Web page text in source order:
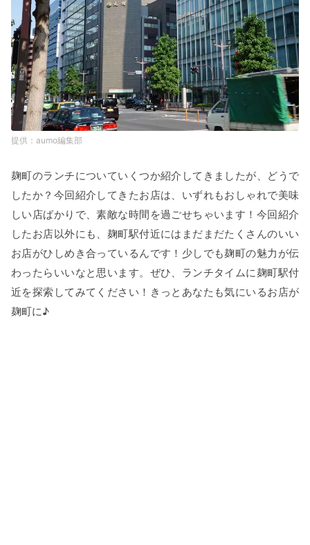
aumo編集部
麹町のランチについていくつか紹介してきましたが、どうで
したか？今回紹介してきたお店は、いずれもおしゃれで美味
しい店ばかりで、素敵な時間を過ごせちゃいます！今回紹介
したお店以外にも、麹町駅付近にはまだまだたくさんのいい
お店がひしめき合っているんです！少しでも麹町の魅力が伝
わったらいいなと思います。ぜひ、ランチタイムに麹町駅付
近を探索してみてください！きっとあなたも気にいるお店が
麹町に♪